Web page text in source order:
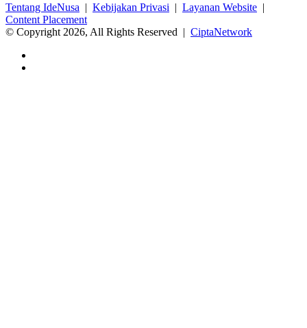
Tentang IdeNusa | Kebijakan Privasi | Layanan Website |
Content Placement
© Copyright 2026, All Rights Reserved | CiptaNetwork